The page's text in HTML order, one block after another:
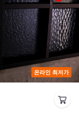
온라인 최저가